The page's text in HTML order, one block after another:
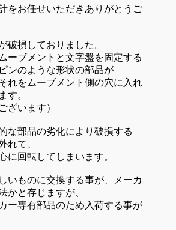
をお任せいただきありがとうご
破損しておりました。
ーブメントと文字盤を固定する
ンのような形状の部品が
れをムーブメント側の穴に入れ
す。
ざいます）
な部品の劣化により破損する
れて、
に回転してしまいます。
いものに交換する事が、メーカ
かと存じますが、
ー専有部品のため入荷する事が